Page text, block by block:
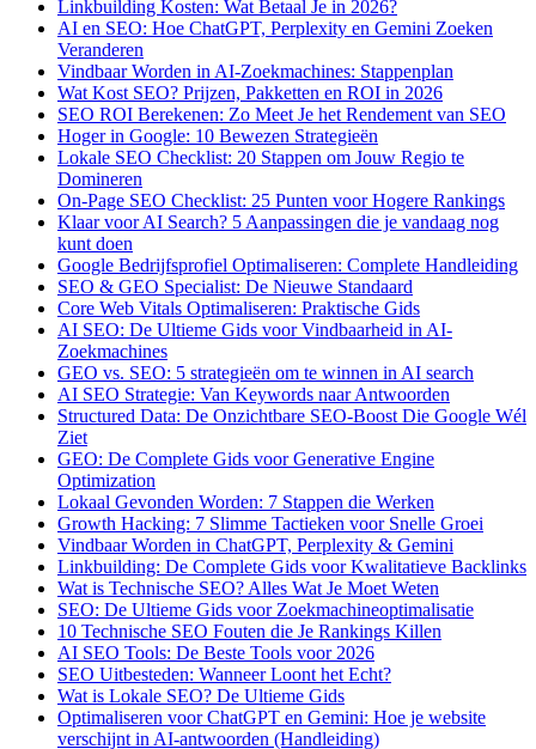
Linkbuilding Kosten: Wat Betaal Je in 2026?
AI en SEO: Hoe ChatGPT, Perplexity en Gemini Zoeken
Veranderen
Vindbaar Worden in AI-Zoekmachines: Stappenplan
Wat Kost SEO? Prijzen, Pakketten en ROI in 2026
SEO ROI Berekenen: Zo Meet Je het Rendement van SEO
Hoger in Google: 10 Bewezen Strategieën
Lokale SEO Checklist: 20 Stappen om Jouw Regio te
Domineren
On-Page SEO Checklist: 25 Punten voor Hogere Rankings
Klaar voor AI Search? 5 Aanpassingen die je vandaag nog
kunt doen
Google Bedrijfsprofiel Optimaliseren: Complete Handleiding
SEO & GEO Specialist: De Nieuwe Standaard
Core Web Vitals Optimaliseren: Praktische Gids
AI SEO: De Ultieme Gids voor Vindbaarheid in AI-
Zoekmachines
GEO vs. SEO: 5 strategieën om te winnen in AI search
AI SEO Strategie: Van Keywords naar Antwoorden
Structured Data: De Onzichtbare SEO-Boost Die Google Wél
Ziet
GEO: De Complete Gids voor Generative Engine
Optimization
Lokaal Gevonden Worden: 7 Stappen die Werken
Growth Hacking: 7 Slimme Tactieken voor Snelle Groei
Vindbaar Worden in ChatGPT, Perplexity & Gemini
Linkbuilding: De Complete Gids voor Kwalitatieve Backlinks
Wat is Technische SEO? Alles Wat Je Moet Weten
SEO: De Ultieme Gids voor Zoekmachineoptimalisatie
10 Technische SEO Fouten die Je Rankings Killen
AI SEO Tools: De Beste Tools voor 2026
SEO Uitbesteden: Wanneer Loont het Echt?
Wat is Lokale SEO? De Ultieme Gids
Optimaliseren voor ChatGPT en Gemini: Hoe je website
verschijnt in AI-antwoorden (Handleiding)